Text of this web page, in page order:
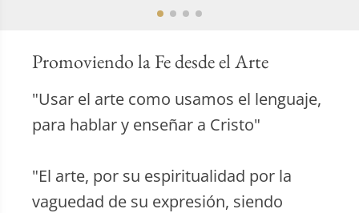
Promoviendo la Fe desde el Arte
"Usar el arte como usamos el lenguaje,
para hablar y enseñar a Cristo"
"El arte, por su espiritualidad por la
vaguedad de su expresión, siendo